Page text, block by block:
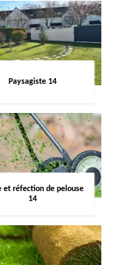
Paysagiste 14
et réfection de pelouse
14